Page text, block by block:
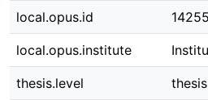
local.opus.id 14255
local.opus.institute
thesis.level